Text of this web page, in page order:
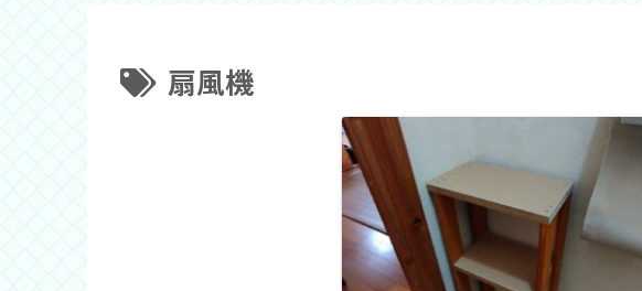
扇風機